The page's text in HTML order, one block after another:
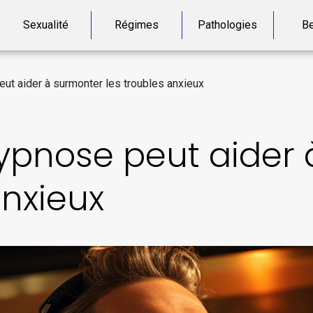
Sexualité Régimes Pathologies
aider à surmonter les troubles anxieux
peut aider